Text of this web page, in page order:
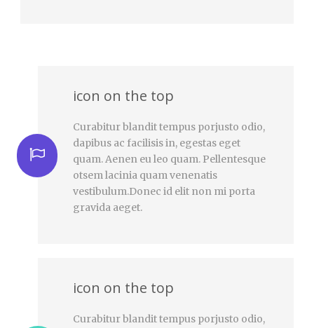
icon on the top
Curabitur blandit tempus porjusto odio,
dapibus ac facilisis in, egestas eget
quam. Aenen eu leo quam. Pellentesque
otsem lacinia quam venenatis
vestibulum.Donec id elit non mi porta
gravida aeget.
icon on the top
Curabitur blandit tempus porjusto odio,